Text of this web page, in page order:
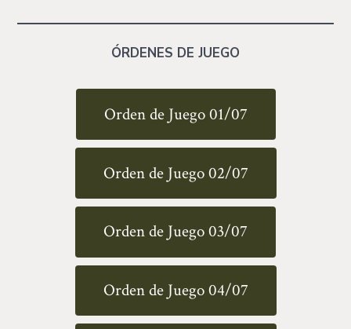
ÓRDENES DE JUEGO
Orden de Juego 01/07
Orden de Juego 02/07
Orden de Juego 03/07
Orden de Juego 04/07